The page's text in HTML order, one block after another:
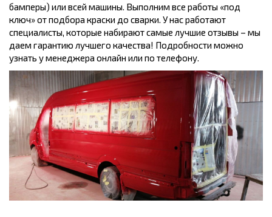
бамперы) или всей машины. Выполним все работы «под
ключ» от подбора краски до сварки. У нас работают
специалисты, которые набирают самые лучшие отзывы – мы
даем гарантию лучшего качества! Подробности можно
узнать у менеджера онлайн или по телефону.